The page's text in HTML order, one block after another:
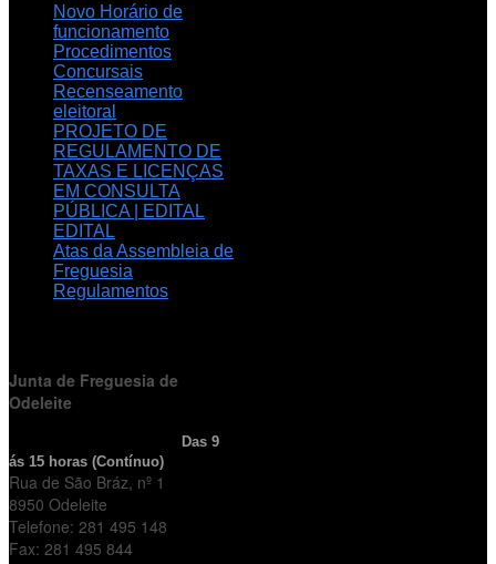
Novo Horário de
funcionamento
Procedimentos
Concursais
Recenseamento
eleitoral
PROJETO DE
REGULAMENTO DE
TAXAS E LICENÇAS
EM CONSULTA
PÚBLICA | EDITAL
EDITAL
Atas da Assembleia de
Freguesia
Regulamentos
Junta de Freguesia de
Odeleite
Das 9
ás 15 horas (Contínuo)
Rua de São Bráz, nº 1
8950 Odeleite
Telefone: 281 495 148
Fax: 281 495 844